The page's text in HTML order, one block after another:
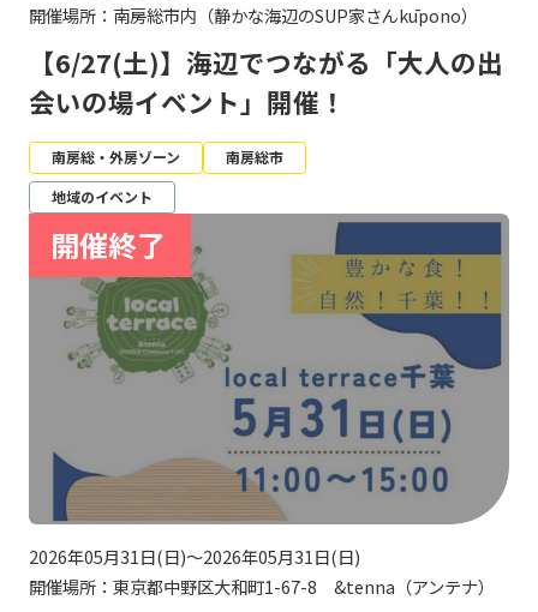
開催場所：南房総市内（静かな海辺のSUP家さんkūpono）
【6/27(土)】海辺でつながる「大人の出
会いの場イベント」開催！
南房総・外房ゾーン
南房総市
地域のイベント
2026年05月31日(日)～2026年05月31日(日)
開催場所：東京都中野区大和町1-67-8 &tenna（アンテナ）